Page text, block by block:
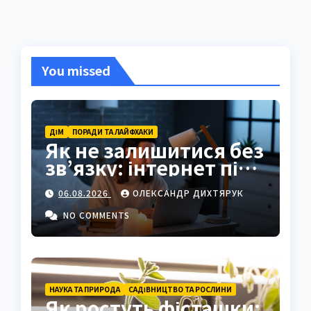
You missed
ДІМ ПОРАДИ ТА ЛАЙФХАКИ
Як не залишитися без
зв’язку: інтернет під
час відключень світла
06.08.2026
ОЛЕКСАНДР ДИХТЯРУК
NO COMMENTS
НАУКА ТА ПРИРОДА САДІВНИЦТВО ТА РОСЛИНИ